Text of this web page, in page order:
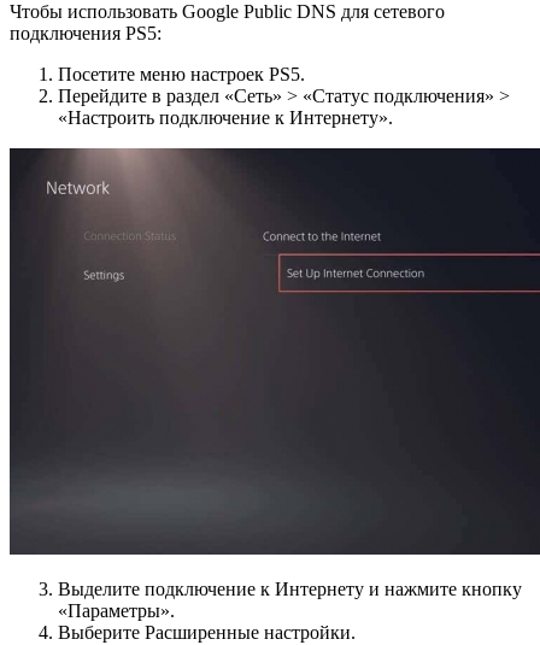
Чтобы использовать Google Public DNS для сетевого
подключения PS5:
Посетите меню настроек PS5.
Перейдите в раздел «Сеть» > «Статус подключения» >
«Настроить подключение к Интернету».
Выделите подключение к Интернету и нажмите кнопку
«Параметры».
Выберите Расширенные настройки.